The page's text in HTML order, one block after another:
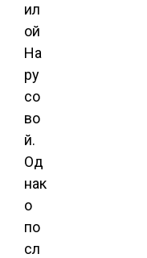
ил
ой
На
ру
со
во
й.
Од
нак
о
по
сл